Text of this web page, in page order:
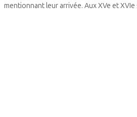
mentionnant leur arrivée. Aux XVe et XVIe